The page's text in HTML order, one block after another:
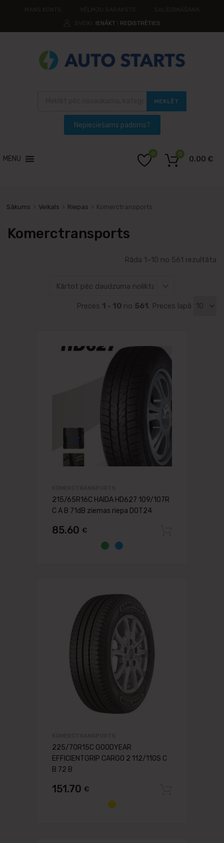
IENĀKT REĢISTRĒTIES
MEKLĒT
MENU
0
0.00 €
0
Sākums Veikals Riepas Komerctransports
Komerctransports
Rāda 1–10 no 561 rezultāta
Preces 1 - 10 no 561. Preces lapā
215/65R16C HAIDA HD627 109/107R
C A B 71dB ziemas riepa DOT24
85.60 €
225/70R15C GOODYEAR
EFFICIENTGRIP CARGO 2 112/110S C
B 72 B
151.70 €